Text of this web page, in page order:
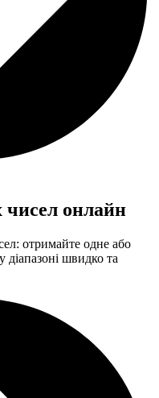
чисел онлайн
отримайте одне або
діапазоні швидко та